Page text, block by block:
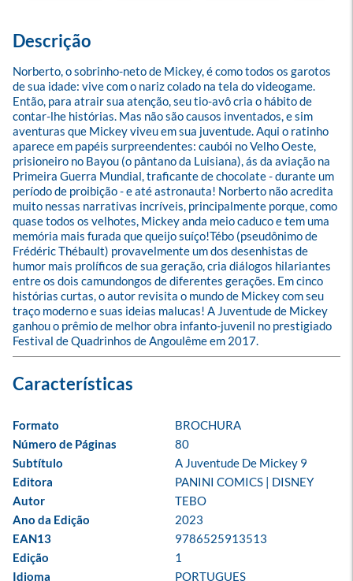
Descrição
Norberto, o sobrinho-neto de Mickey, é como todos os garotos
de sua idade: vive com o nariz colado na tela do videogame.
Então, para atrair sua atenção, seu tio-avô cria o hábito de
contar-lhe histórias. Mas não são causos inventados, e sim
aventuras que Mickey viveu em sua juventude. Aqui o ratinho
aparece em papéis surpreendentes: caubói no Velho Oeste,
prisioneiro no Bayou (o pântano da Luisiana), ás da aviação na
Primeira Guerra Mundial, traficante de chocolate - durante um
período de proibição - e até astronauta! Norberto não acredita
muito nessas narrativas incríveis, principalmente porque, como
quase todos os velhotes, Mickey anda meio caduco e tem uma
memória mais furada que queijo suíço!Tébo (pseudônimo de
Frédéric Thébault) provavelmente um dos desenhistas de
humor mais prolíficos de sua geração, cria diálogos hilariantes
entre os dois camundongos de diferentes gerações. Em cinco
histórias curtas, o autor revisita o mundo de Mickey com seu
traço moderno e suas ideias malucas! A Juventude de Mickey
ganhou o prêmio de melhor obra infanto-juvenil no prestigiado
Festival de Quadrinhos de Angoulême em 2017.
Formato
BROCHURA
Número de Páginas
80
Subtítulo
A Juventude De Mickey 9
Editora
PANINI COMICS | DISNEY
Autor
TEBO
Ano da Edição
2023
EAN13
9786525913513
Edição
1
Idioma
PORTUGUES